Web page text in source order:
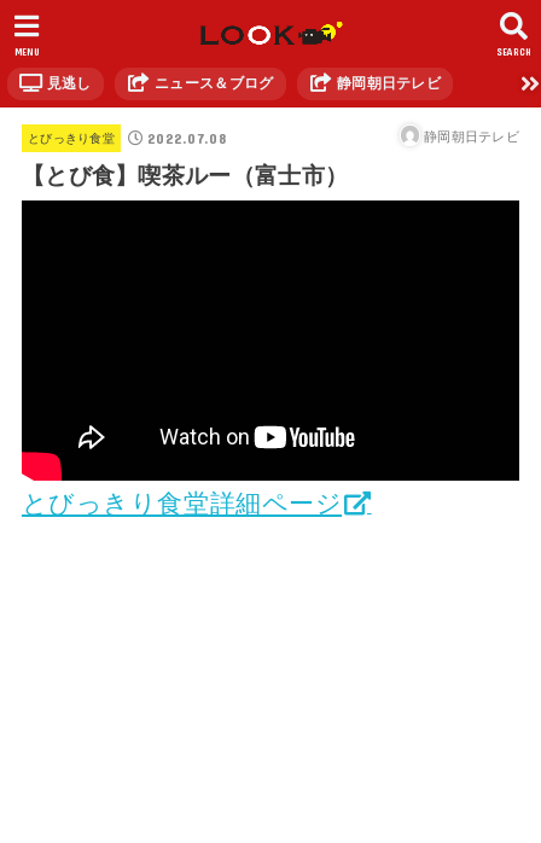
SEARCH
MENU
見逃し ニュース＆ブログ 静岡朝日テレビ
とびっきり食堂 2022.07.08 静岡朝日テレビ
【とび食】喫茶ルー（富士市）
とびっきり食堂詳細ページ